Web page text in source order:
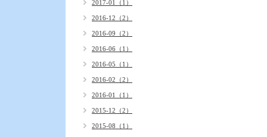
2017-01（1）
2016-12（2）
2016-09（2）
2016-06（1）
2016-05（1）
2016-02（2）
2016-01（1）
2015-12（2）
2015-08（1）